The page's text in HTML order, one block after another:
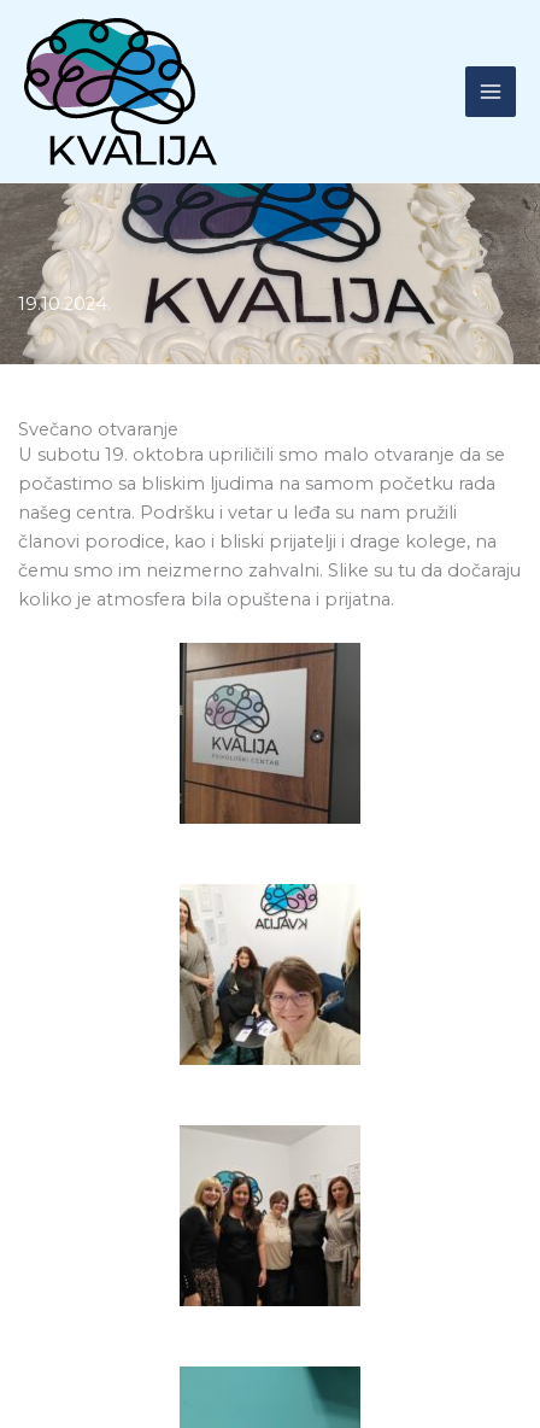
content
19.10.2024.​
Svečano otvaranje
U subotu 19. oktobra upriličili smo malo otvaranje da se
počastimo sa bliskim ljudima na samom početku rada
našeg centra. Podršku i vetar u leđa su nam pružili
članovi porodice, kao i bliski prijatelji i drage kolege, na
čemu smo im neizmerno zahvalni. Slike su tu da dočaraju
koliko je atmosfera bila opuštena i prijatna.